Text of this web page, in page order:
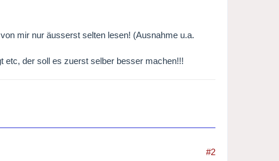
mir nur äusserst selten lesen! (Ausnahme u.a.
etc, der soll es zuerst selber besser machen!!!
#2